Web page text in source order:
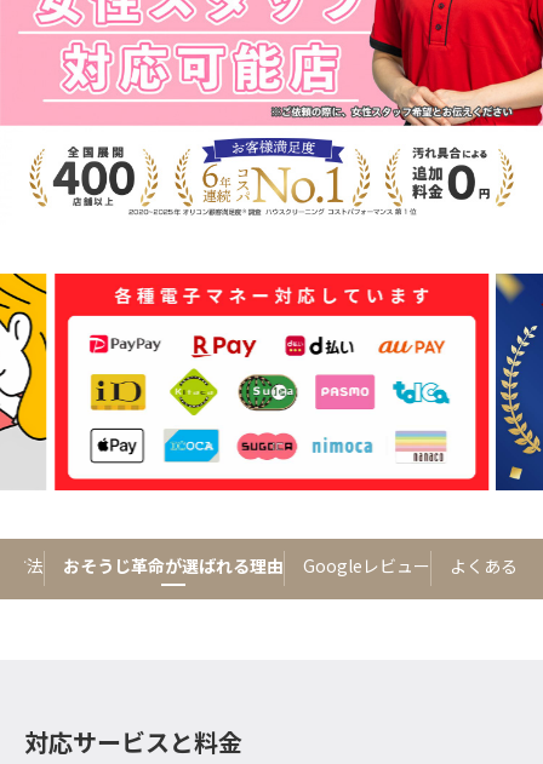
方法 おそうじ革命が選ばれる理由 Googleレビュー よくあるご
対応サービスと料金